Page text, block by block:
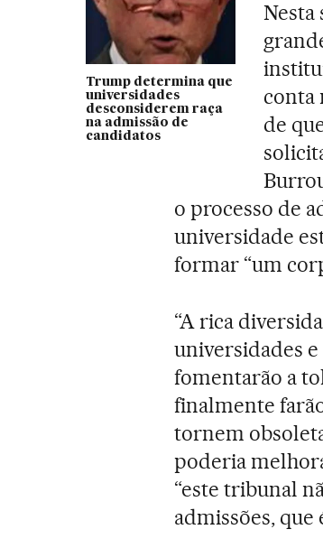
Trump determina que
universidades
desconsiderem raça
na admissão de
candidatos
Nesta
conta
de
o processo de
universidade
formar “um
“A rica
universidades
fomentarão a
finalmente
tornem
poderia
“este tribunal
admissões,